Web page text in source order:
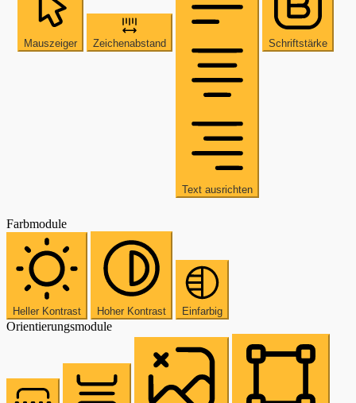
Mauszeiger Zeichenabstand
Text ausrichten
Schriftstärke
Farbmodule
Heller Kontrast Hoher Kontrast Einfarbig
Orientierungsmodule